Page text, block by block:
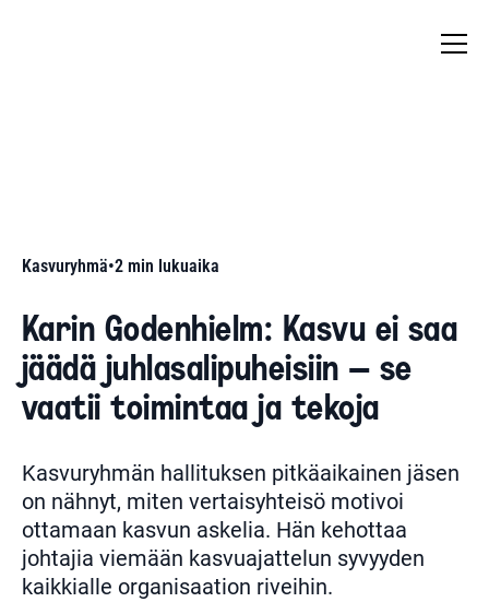
Kasvuryhmä•2 min lukuaika
Karin Godenhielm: Kasvu ei saa
jäädä juhlasalipuheisiin – se
vaatii toimintaa ja tekoja
Kasvuryhmän hallituksen pitkäaikainen jäsen
on nähnyt, miten vertaisyhteisö motivoi
ottamaan kasvun askelia. Hän kehottaa
johtajia viemään kasvuajattelun syvyyden
kaikkialle organisaation riveihin.